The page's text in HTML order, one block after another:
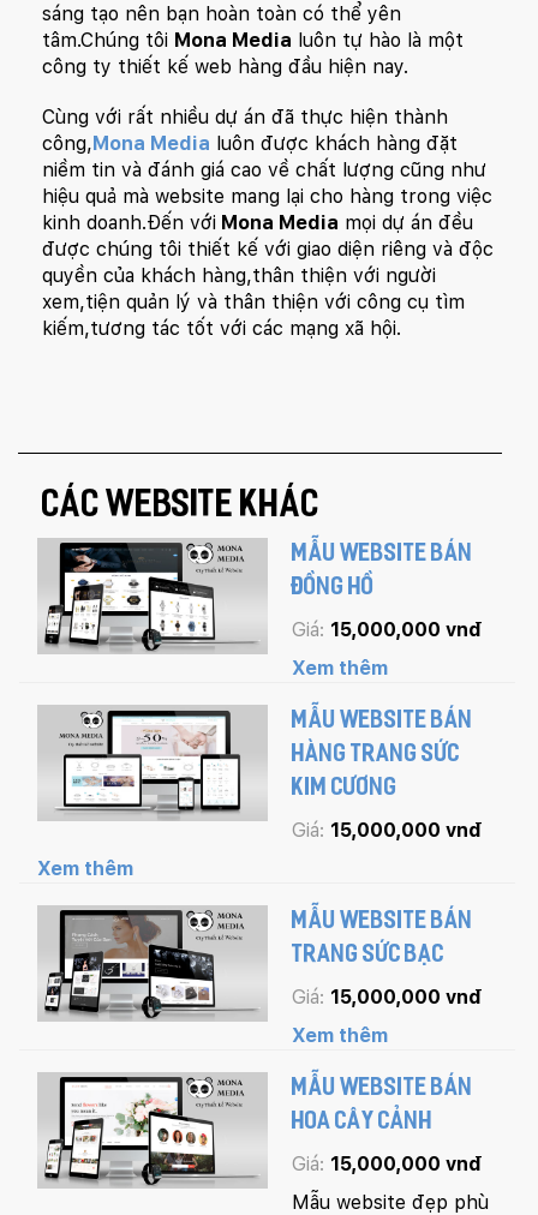
sáng tạo nên bạn hoàn toàn có thể yên
tâm.Chúng tôi Mona Media luôn tự hào là một
công ty thiết kế web hàng đầu hiện nay.
Cùng với rất nhiều dự án đã thực hiện thành
công,Mona Media luôn được khách hàng đặt
niềm tin và đánh giá cao về chất lượng cũng như
hiệu quả mà website mang lại cho hàng trong việc
kinh doanh.Đến với Mona Media mọi dự án đều
được chúng tôi thiết kế với giao diện riêng và độc
quyền của khách hàng,thân thiện với người
xem,tiện quản lý và thân thiện với công cụ tìm
kiếm,tương tác tốt với các mạng xã hội.
CÁC WEBSITE KHÁC
MẪU WEBSITE BÁN
ĐỒNG HỒ
Giá: 15,000,000 vnđ
Xem thêm
MẪU WEBSITE BÁN
HÀNG TRANG SỨC
KIM CƯƠNG
Giá: 15,000,000 vnđ
Xem thêm
MẪU WEBSITE BÁN
TRANG SỨC BẠC
Giá: 15,000,000 vnđ
Xem thêm
MẪU WEBSITE BÁN
HOA CÂY CẢNH
Giá: 15,000,000 vnđ
Mẫu website đẹp phù